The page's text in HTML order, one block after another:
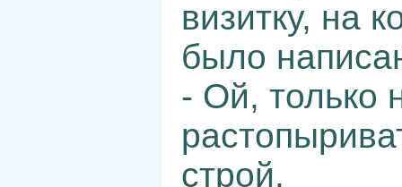
визитку, на
было
- Ой, только
строй.